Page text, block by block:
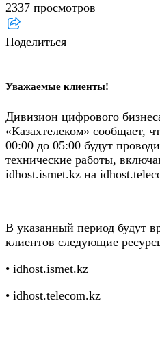
2337 просмотров
Поделиться
Уважаемые клиенты!
Дивизион цифрового
«Казахтелеком» сообщает,
00:00 до 05:00 будут
технические работы,
idhost.ismet.kz на
В указанный период будут
клиентов следующие
• idhost.ismet.kz
• idhost.telecom.kz